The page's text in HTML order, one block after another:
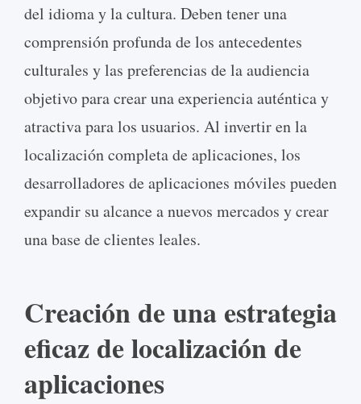
del idioma y la cultura. Deben tener una
comprensión profunda de los antecedentes
culturales y las preferencias de la audiencia
objetivo para crear una experiencia auténtica y
atractiva para los usuarios. Al invertir en la
localización completa de aplicaciones, los
desarrolladores de aplicaciones móviles pueden
expandir su alcance a nuevos mercados y crear
una base de clientes leales.
Creación de una estrategia
eficaz de localización de
aplicaciones